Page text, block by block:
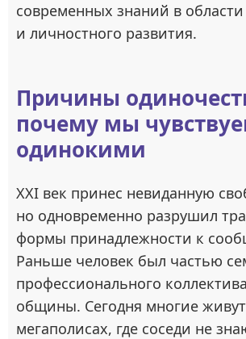
современных знаний в
и личностного развития.
Причины
почему мы
одинокими
XXI век принес невиданную
но одновременно разрушил
формы принадлежности к
Раньше человек был частью
профессионального
общины. Сегодня многие
мегаполисах, где соседи не